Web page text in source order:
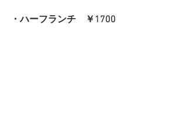
・ハーフランチ　￥1700